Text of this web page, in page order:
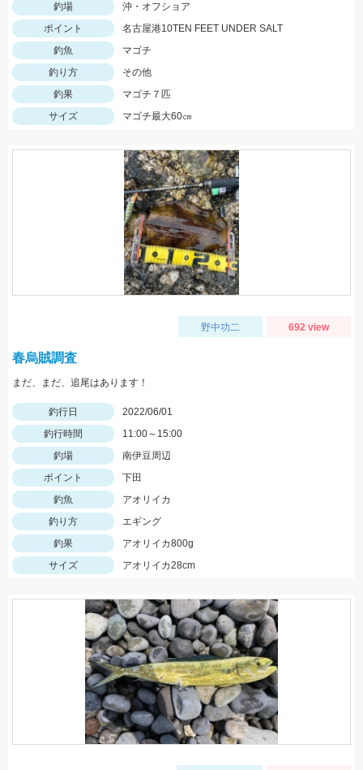
釣場
沖・オフショア
ポイント
名古屋港10TEN FEET UNDER SALT
釣魚
マゴチ
釣り方
その他
釣果
マゴチ７匹
サイズ
マゴチ最大60㎝
野中功二 692 view
春烏賊調査
まだ、まだ、追尾はあります！
釣行日
2022/06/01
釣行時間
11:00～15:00
釣場
南伊豆周辺
ポイント
下田
釣魚
アオリイカ
釣り方
エギング
釣果
アオリイカ800g
サイズ
アオリイカ28cm